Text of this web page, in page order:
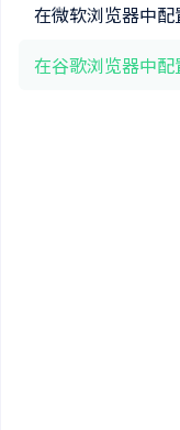
受限目标网站
Bitbrowser
在微软浏览器中
在谷歌浏览器中